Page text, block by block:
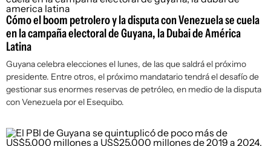
Cómo el boom petrolero y la disputa con Venezuela se cuela
en la campaña electoral de Guyana, la Dubai de América
Latina
Guyana celebra elecciones el lunes, de las que saldrá el próximo
presidente. Entre otros, el próximo mandatario tendrá el desafío de
gestionar sus enormes reservas de petróleo, en medio de la disputa
con Venezuela por el Esequibo.